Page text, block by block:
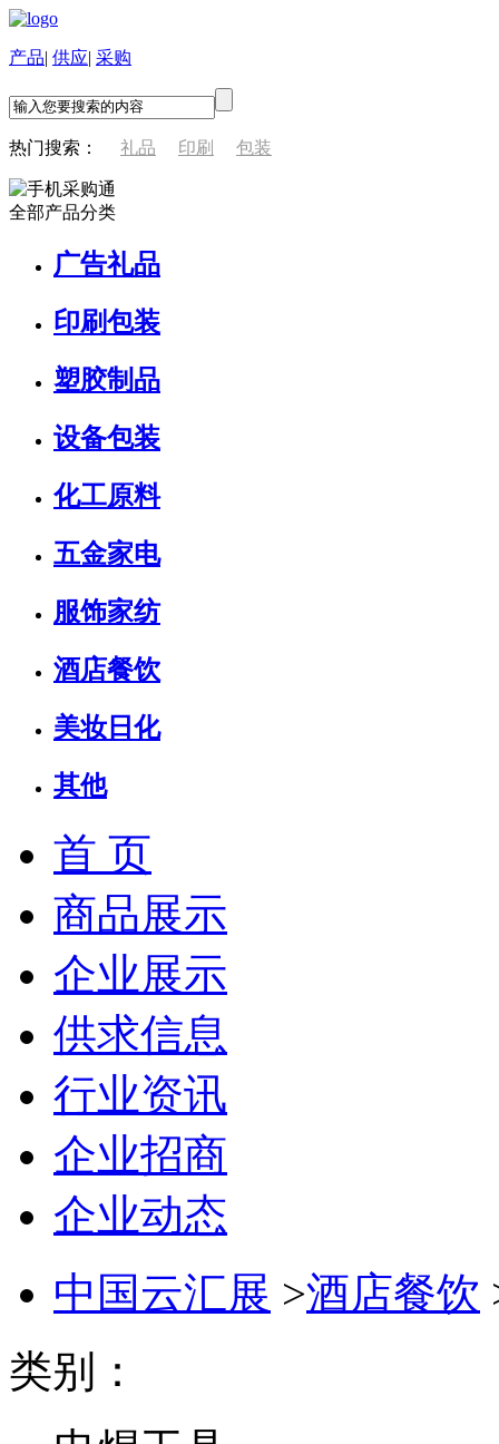
产品| 供应| 采购
热门搜索： 礼品 印刷 包装
全部产品分类
广告礼品
印刷包装
塑胶制品
设备包装
化工原料
五金家电
服饰家纺
酒店餐饮
美妆日化
其他
首 页
商品展示
企业展示
供求信息
行业资讯
企业招商
企业动态
中国云汇展 >酒店餐饮
类别：